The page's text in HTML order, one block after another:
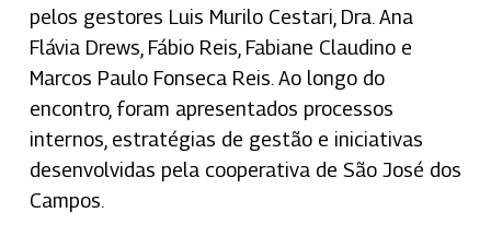
pelos gestores Luis Murilo Cestari, Dra. Ana
Flávia Drews, Fábio Reis, Fabiane Claudino e
Marcos Paulo Fonseca Reis. Ao longo do
encontro, foram apresentados processos
internos, estratégias de gestão e iniciativas
desenvolvidas pela cooperativa de São José dos
Campos.